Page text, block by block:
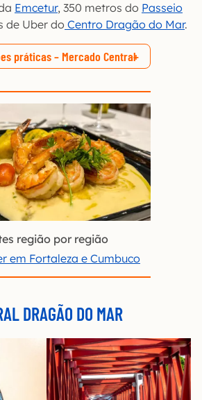
Emcetur, 350 metros do Passeio
de Uber do Centro Dragão do Mar.
práticas – Mercado Central
região por região
em Fortaleza e Cumbuco
DRAGÃO DO MAR